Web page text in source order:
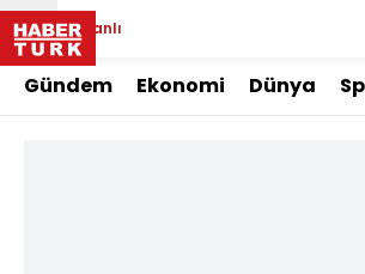
Canlı
Gündem Ekonomi Dünya